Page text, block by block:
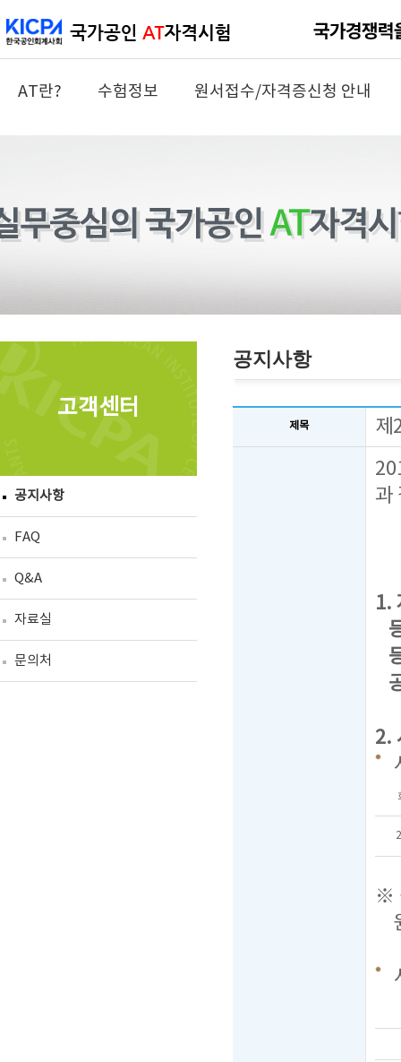
AT란? 수험정보 원서접수/자격증신청 안내
고객센터
공지사항
FAQ
Q&A
자료실
문의처
공지사항
제목 제
과
1.
2.
※